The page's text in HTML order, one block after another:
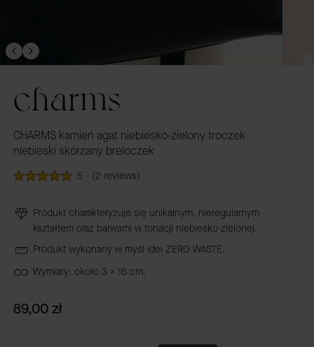
charms
CHARMS kamień agat niebiesko-zielony troczek
niebieski skórzany breloczek
5 - (2 reviews)
Produkt charakteryzuje się unikalnym, nieregularnym
kształtem oraz barwami w tonacji niebiesko-zielonej.
Produkt wykonany w myśl idei ZERO WASTE.
Wymiary: około 3 x 16 cm.
Cena
89,00 zł